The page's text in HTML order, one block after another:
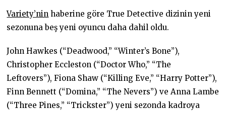
.
2
0
2
Variety’nin haberine göre True Detective dizinin yeni
sezonuna beş yeni oyuncu daha dahil oldu.
John Hawkes (“Deadwood,” “Winter’s Bone”),
Christopher Eccleston (“Doctor Who,” “The
Leftovers”), Fiona Shaw (“Killing Eve,” “Harry Potter”),
Finn Bennett (“Domina,” “The Nevers”) ve Anna Lambe
(“Three Pines,” “Trickster”) yeni sezonda kadroya